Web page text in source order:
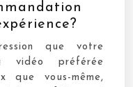
que votre
vidéo préférée
que vous-même,